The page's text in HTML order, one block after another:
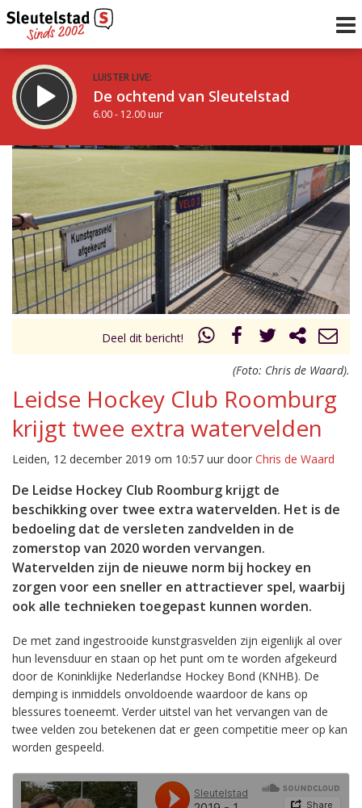
LUISTER LIVE:
De ochtend van Sleutelstad
6.00 - 12.00 uur
STRAKS:
De middag van Sleutelstad
12.00 - 17.00 uur
uur 1 van 0 Volgend uur
Inklappen
Deel dit bericht!
(Foto: Chris de Waard).
Leidse Hockey Club Roomburg
krijgt twee extra watervelden
Leiden, 12 december 2019 om 10:57 uur door Chris de Waard
De Leidse Hockey Club Roomburg krijgt de
beschikking over twee extra watervelden. Het is de
bedoeling dat de versleten zandvelden in de
zomerstop van 2020 worden vervangen.
Watervelden zijn de nieuwe norm bij hockey en
zorgen voor een sneller en attractiever spel, waarbij
ook alle technieken toegepast kunnen worden.
De met zand ingestrooide kunstgrasvelden zijn eigenlijk al over
hun levensduur en staan op het punt om te worden afgekeurd
door de Koninklijke Nederlandse Hockey Bond (KNHB). De
demping is inmiddels onvoldoende waardoor de kans op
blessures toeneemt. Verder uitstel van het vervangen van de
twee velden zou betekenen dat er geen competitie meer op kan
worden gespeeld.